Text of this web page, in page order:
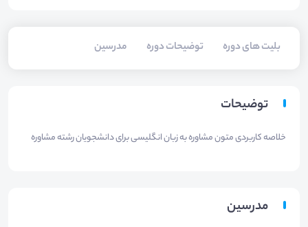
بلیت های دوره توضیحات دوره مدرسین
توضیحات
خلاصه کاربردی متون مشاوره به زبان انگلیسی برای دانشجویان رشته مشاوره
مدرسین